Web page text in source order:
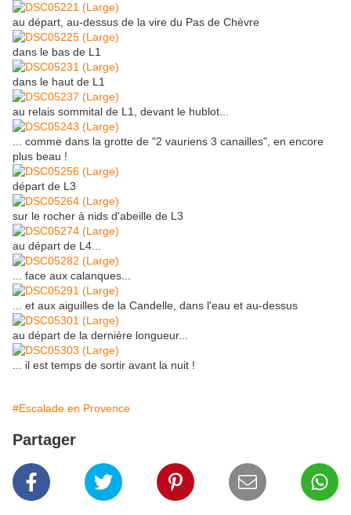
au départ, au-dessus de la vire du Pas de Chèvre
dans le bas de L1
dans le haut de L1
au relais sommital de L1, devant le hublot...
... comme dans la grotte de "2 vauriens 3 canailles", en encore
plus beau !
départ de L3
sur le rocher à nids d'abeille de L3
au départ de L4...
... face aux calanques...
... et aux aiguilles de la Candelle, dans l'eau et au-dessus
au départ de la dernière longueur...
... il est temps de sortir avant la nuit !
#Escalade en Provence
Partager